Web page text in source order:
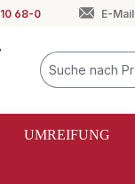
68-0 E-Mail
UMREIFUNG